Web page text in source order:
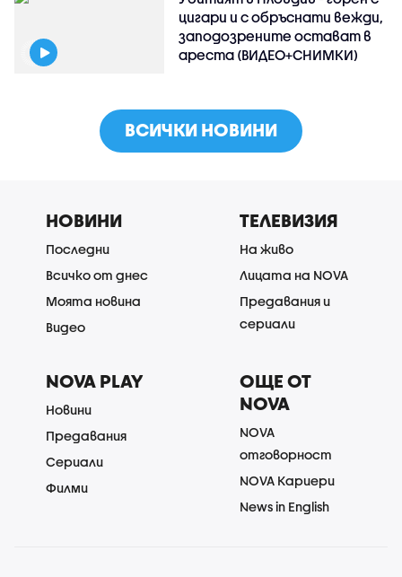
цигари и с обръснати вежди,
заподозрените остават в
ареста (ВИДЕО+СНИМКИ)
ВСИЧКИ НОВИНИ
НОВИНИ
Последни
Всичко от днес
Моята новина
Видео
ТЕЛЕВИЗИЯ
На живо
Лицата на NOVA
Предавания и
сериали
NOVA PLAY
Новини
Предавания
Сериали
Филми
ОЩЕ ОТ
NOVA
NOVA
отговорност
NOVA Кариери
News in English